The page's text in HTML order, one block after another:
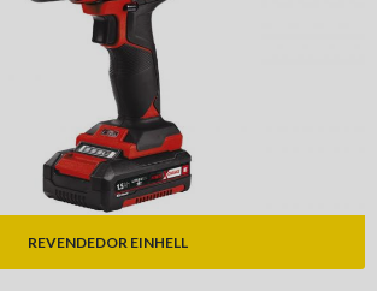
REVENDEDOR EINHELL